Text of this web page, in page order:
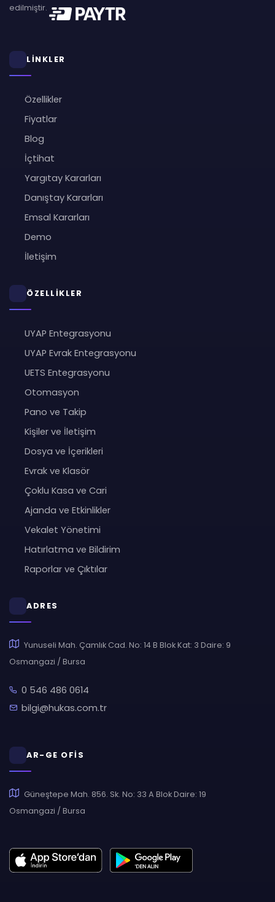
edilmiştir.
LİNKLER
Özellikler
Fiyatlar
Blog
İçtihat
Yargıtay Kararları
Danıştay Kararları
Emsal Kararları
Demo
İletişim
ÖZELLİKLER
UYAP Entegrasyonu
UYAP Evrak Entegrasyonu
UETS Entegrasyonu
Otomasyon
Pano ve Takip
Kişiler ve İletişim
Dosya ve İçerikleri
Evrak ve Klasör
Çoklu Kasa ve Cari
Ajanda ve Etkinlikler
Vekalet Yönetimi
Hatırlatma ve Bildirim
Raporlar ve Çıktılar
ADRES
Yunuseli Mah. Çamlık Cad. No: 14 B Blok Kat: 3 Daire: 9
Osmangazi / Bursa
0 546 486 0614
bilgi@hukas.com.tr
AR-GE OFİS
Güneştepe Mah. 856. Sk. No: 33 A Blok Daire: 19
Osmangazi / Bursa